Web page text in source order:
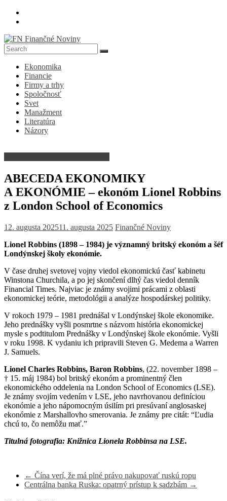
Skip
FN
Finančné
Noviny
Denník
ekonomike
spoločnosti
Ekonomika
Financie
Firmy a trhy
Spoločnosť
Svet
Manažment
Literatúra
Názory
ABECEDA EKONOMIKY
A EKONÓMIE – ekonóm Lionel Robbins
z London School of Economics
12. augusta 202511. augusta 2025 Finančné Noviny
Lionel Robbins (1898 – 1984) je významný britský ekonóm a šéf
Londýnskej školy ekonómie.
V čase druhej svetovej vojny viedol ekonomickú časť kabinetu
Winstona Churchila, a po jej skončení dlhý čas viedol denník
Financial Times. Najviac je známy svojimi prácami z oblasti
ekonomickej teórie, metodológii a analýze hospodárskej politiky.
V rokoch 1979 – 1981 prednášal v Londýnskej škole ekonomike.
Jeho prednášky vyšli posmrtne s názvom história ekonomickej
mysle s podtitulom Prednášky v Londýnskej škole ekonómie. Vyšli
v roku 1998. K vydaniu ich pripravili Steven G. Medema a Warren
J. Samuels.
Lionel Charles Robbins, Baron Robbins, (22. november 1898 –
† 15. máj 1984) bol britský ekonóm a prominentný člen
ekonomického oddelenia na London School of Economics (LSE).
Je známy svojím vedením v LSE, jeho navrhovanou definíciou
ekonómie a jeho nápomocným úsilím pri presúvaní anglosaskej
ekonómie z Marshallovho smerovania. Je známy pre citát: “Ľudia
chcú to, čo nemôžu mať.”
Titulná fotografia: Knižnica Lionela Robbinsa na LSE.
← Čína verí, že má plné právo nakupovať ruskú ropu
Centrálna banka Ruska: opatrný prístup k sadzbám →